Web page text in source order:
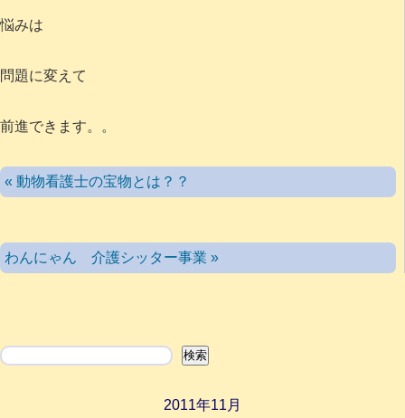
悩みは
問題に変えて
前進できます。。
« 動物看護士の宝物とは？？
わんにゃん 介護シッター事業 »
検索 検索
2011年11月